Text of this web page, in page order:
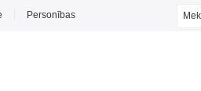
Personības